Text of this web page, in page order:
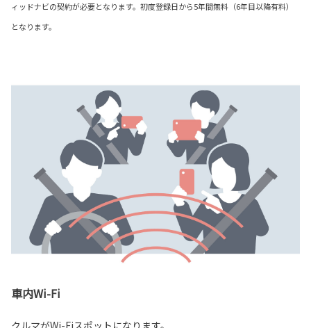
ィッドナビの契約が必要となります。初度登録日から5年間無料（6年目以降有料）
となります。
車内Wi-Fi